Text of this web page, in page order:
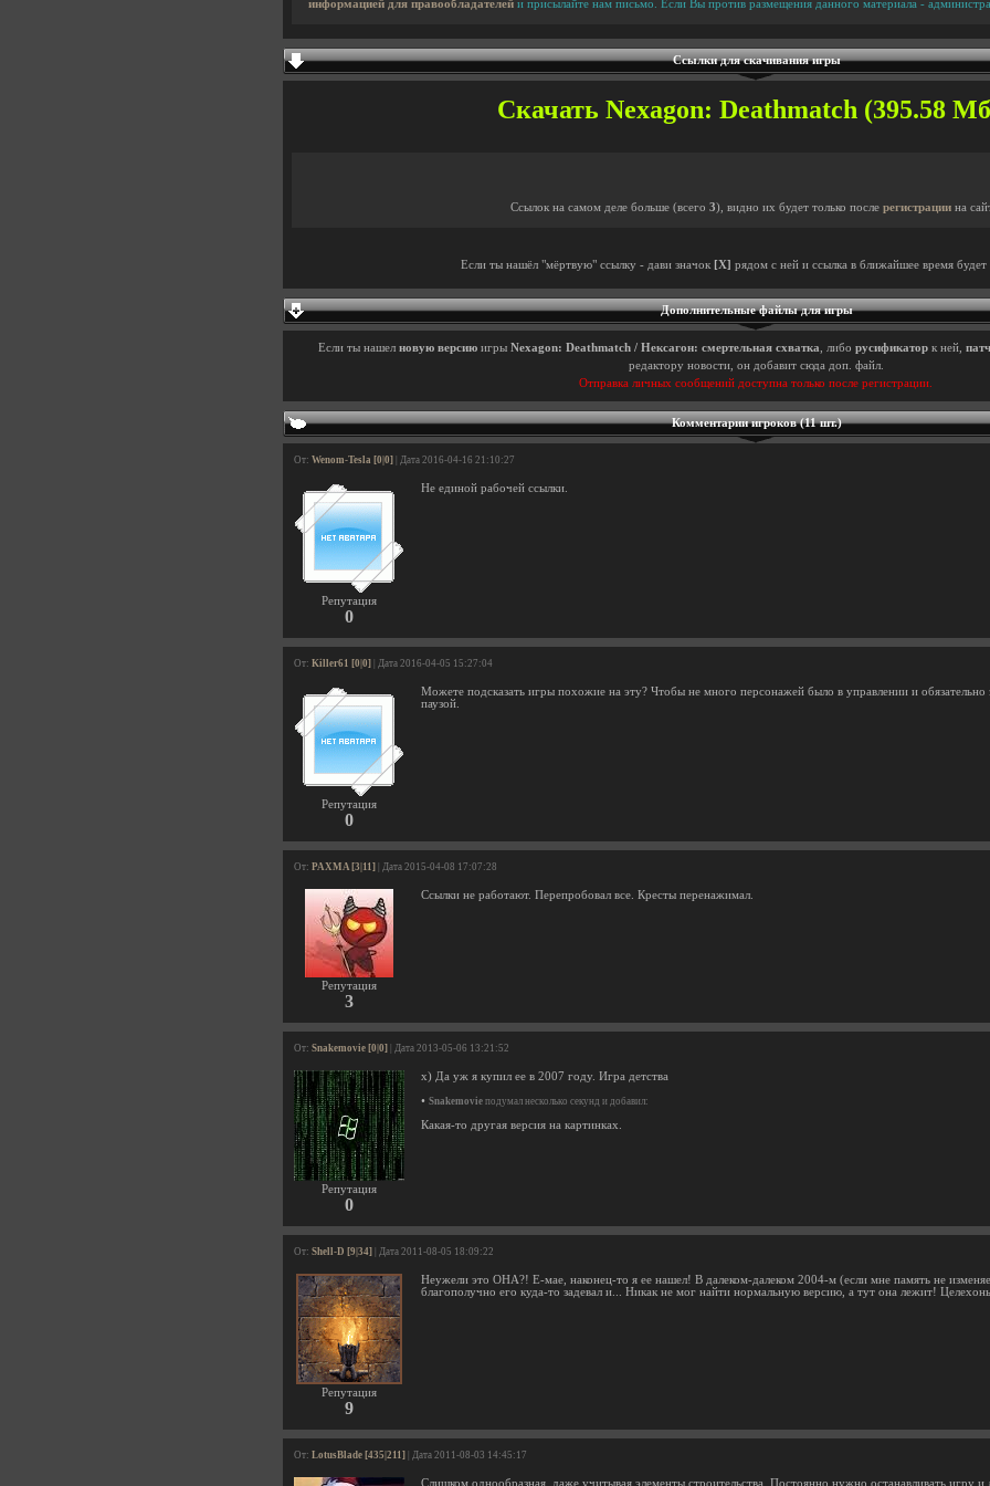
информацией для правообладателей и присылайте нам письмо. Если Вы против размещения данного материала -
Ссылки для скачивания игры
Скачать Nexagon: Deathmatch (395.58
Ссылок на самом деле больше (всего 3), видно их будет только после регистрациина
Если ты нашёл "мёртвую" ссылку - дави значок [X] рядом с ней и ссылка в ближайшее время будет
Дополнительные файлы для игры
Если ты нашел новую версию игры Nexagon: Deathmatch / Нексагон: смертельная схватка , либо русификатор к ней, патч
редактору новости, он добавит сюда доп. файл.
Отправка личных сообщений доступна только после регистрации.
Комментарии игроков (11 шт.)
От: Wenom-Tesla [0|0] | Дата 2016-04-16 21:10:27
Репутация
0
Не единой рабочей ссылки.
От: Killer61 [0|0] | Дата 2016-04-05 15:27:04
Репутация
0
Можете подсказать игры похожие на эту? Чтобы не много персонажей было в управлении и обязательно
паузой.
От: PAXMA [3|11] | Дата 2015-04-08 17:07:28
Репутация
3
Ссылки не работают. Перепробовал все. Кресты перенажимал.
От: Snakemovie [0|0] | Дата 2013-05-06 13:21:52
Репутация
0
x) Да уж я купил ее в 2007 году. Игра детства
• Snakemovie подумал несколько секунд и добавил:
Какая-то другая версия на картинках.
От: Shell-D [9|34] | Дата 2011-08-05 18:09:22
Репутация
9
Неужели это ОНА?! Е-мае, наконец-то я ее нашел! В далеком-далеком 2004-м (если мне память не
благополучно его куда-то задевал и... Никак не мог найти нормальную версию, а тут она лежит!
От: LotusBlade [435|211] | Дата 2011-08-03 14:45:17
Слишком однообразная, даже учитывая элементы строительства. Постоянно нужно останавливать игру и